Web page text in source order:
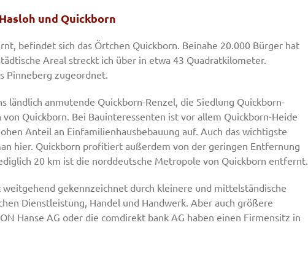
und Quickborn
befindet sich das Örtchen Quickborn. Beinahe 20.000 Bürger hat
Areal streckt ich über in etwa 43 Quadratkilometer.
Pinneberg zugeordnet.
ländlich anmutende Quickborn-Renzel, die Siedlung Quickborn-
Quickborn. Bei Bauinteressenten ist vor allem Quickborn-Heide
Anteil an Einfamilienhausbebauung auf. Auch das wichtigste
hier. Quickborn profitiert außerdem von der geringen Entfernung
20 km ist die norddeutsche Metropole von Quickborn entfernt.
gekennzeichnet durch kleinere und mittelständische
Dienstleistung, Handel und Handwerk. Aber auch größere
Hanse AG oder die comdirekt bank AG haben einen Firmensitz in